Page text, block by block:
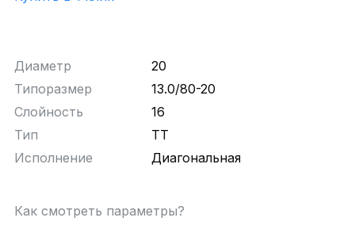
Диаметр
20
Типоразмер
13.0/80-20
Слойность
16
Тип
TT
Исполнение
Диагональная
Как смотреть параметры?